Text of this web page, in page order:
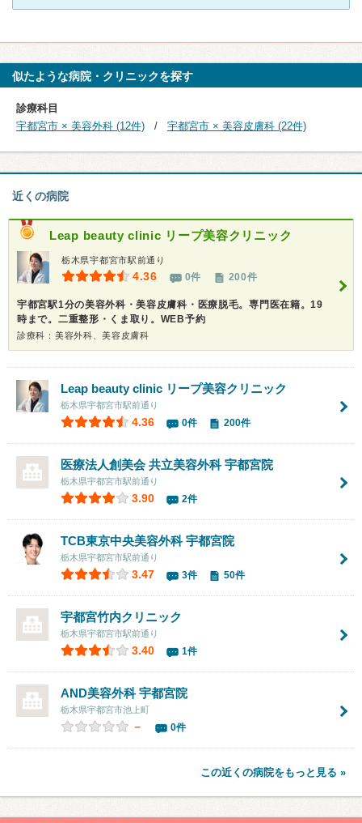
似たような病院・クリニックを探す
診療科目
宇都宮市 × 美容外科 (12件)
宇都宮市 × 美容皮膚科 (22件)
近くの病院
Leap beauty clinic リープ美容クリニック
栃木県宇都宮市駅前通り
4.36 0件 200件
宇都宮駅1分の美容外科・美容皮膚科・医療脱毛。専門医在籍。19
時まで。二重整形・くま取り。WEB予約
診療科：美容外科、美容皮膚科
Leap beauty clinic リープ美容クリニック
栃木県宇都宮市駅前通り
4.36 0件 200件
医療法人創美会 共立美容外科宇都宮院
栃木県宇都宮市駅前通り
3.90 2件
TCB東京中央美容外科 宇都宮院
栃木県宇都宮市駅前通り
3.47 3件 50件
宇都宮竹内クリニック
栃木県宇都宮市駅前通り
3.40 1件
AND美容外科 宇都宮院
栃木県宇都宮市池上町
－ 0件
この近くの病院をもっと見る »